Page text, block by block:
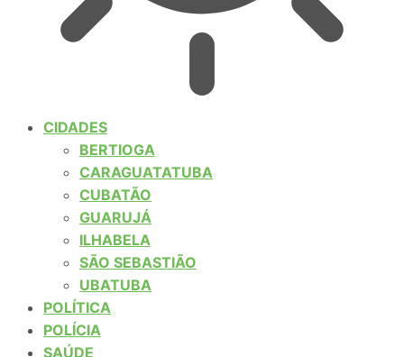
CIDADES
BERTIOGA
CARAGUATATUBA
CUBATÃO
GUARUJÁ
ILHABELA
SÃO SEBASTIÃO
UBATUBA
POLÍTICA
POLÍCIA
SAÚDE